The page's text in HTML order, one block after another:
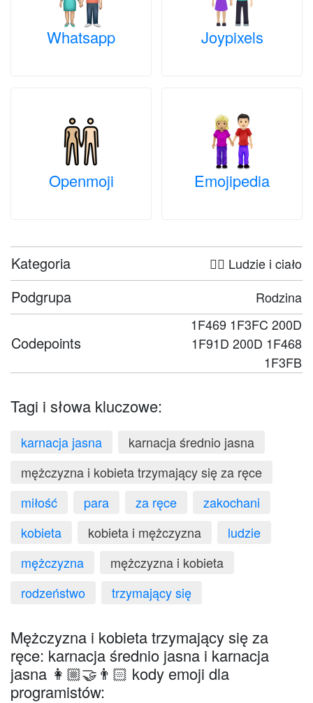
Whatsapp Joypixels
Openmoji Emojipedia
Kategoria 🤦‍♀️ Ludzie i ciało
Podgrupa Rodzina
Codepoints
1F469 1F3FC 200D
1F91D 200D 1F468
1F3FB
Tagi i słowa kluczowe:
karnacja jasna
karnacja średnio jasna
mężczyzna i kobieta trzymający się za ręce
miłość
para za ręce
zakochani
kobieta
kobieta i mężczyzna
ludzie
mężczyzna
mężczyzna i kobieta
rodzeństwo
trzymający się
Mężczyzna i kobieta trzymający się za
ręce: karnacja średnio jasna i karnacja
jasna 👩🏼‍🤝‍👨🏻 kody emoji dla
programistów: